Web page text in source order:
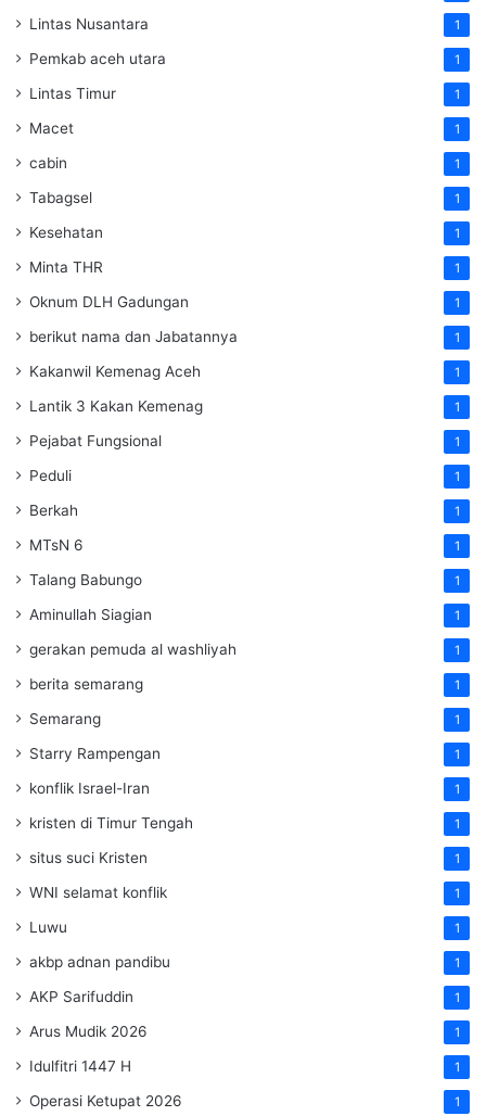
Lintas Nusantara 1
Pemkab aceh utara 1
Lintas Timur 1
Macet 1
cabin 1
Tabagsel 1
Kesehatan 1
Minta THR 1
Oknum DLH Gadungan 1
berikut nama dan Jabatannya 1
Kakanwil Kemenag Aceh 1
Lantik 3 Kakan Kemenag 1
Pejabat Fungsional 1
Peduli 1
Berkah 1
MTsN 6 1
Talang Babungo 1
Aminullah Siagian 1
gerakan pemuda al washliyah 1
berita semarang 1
Semarang 1
Starry Rampengan 1
konflik Israel-Iran 1
kristen di Timur Tengah 1
situs suci Kristen 1
WNI selamat konflik 1
Luwu 1
akbp adnan pandibu 1
AKP Sarifuddin 1
Arus Mudik 2026 1
Idulfitri 1447 H 1
Operasi Ketupat 2026 1